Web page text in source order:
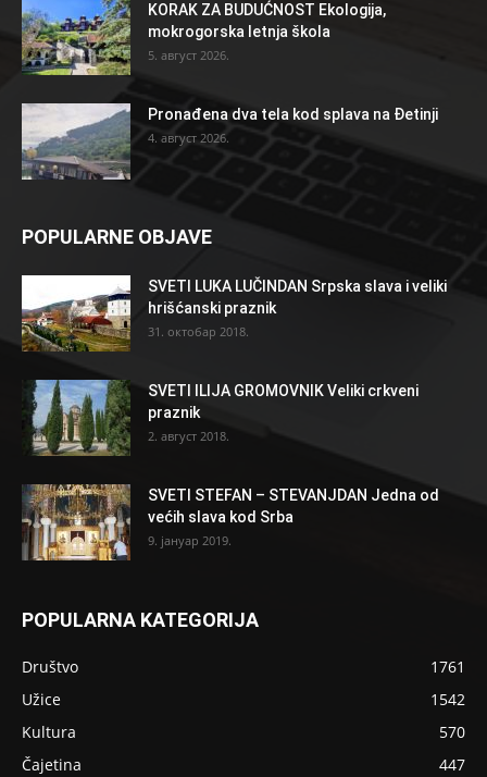
KORAK ZA BUDUĆNOST Ekologija,
mokrogorska letnja škola
5. август 2026.
Pronađena dva tela kod splava na Đetinji
4. август 2026.
POPULARNE OBJAVE
SVETI LUKA LUČINDAN Srpska slava i veliki
hrišćanski praznik
31. октобар 2018.
SVETI ILIJA GROMOVNIK Veliki crkveni
praznik
2. август 2018.
SVETI STEFAN – STEVANJDAN Jedna od
većih slava kod Srba
9. јануар 2019.
POPULARNA KATEGORIJA
Društvo
1761
Užice
1542
Kultura
570
Čajetina
447